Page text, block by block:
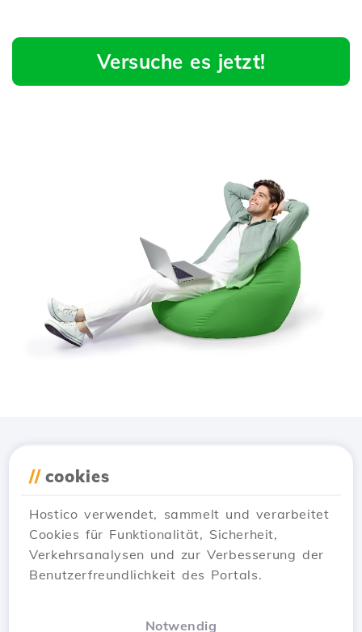
Versuche es jetzt!
// cookies
Hostico verwendet, sammelt und verarbeitet
Cookies für Funktionalität, Sicherheit,
Verkehrsanalysen und zur Verbesserung der
Benutzerfreundlichkeit des Portals.
Notwendig